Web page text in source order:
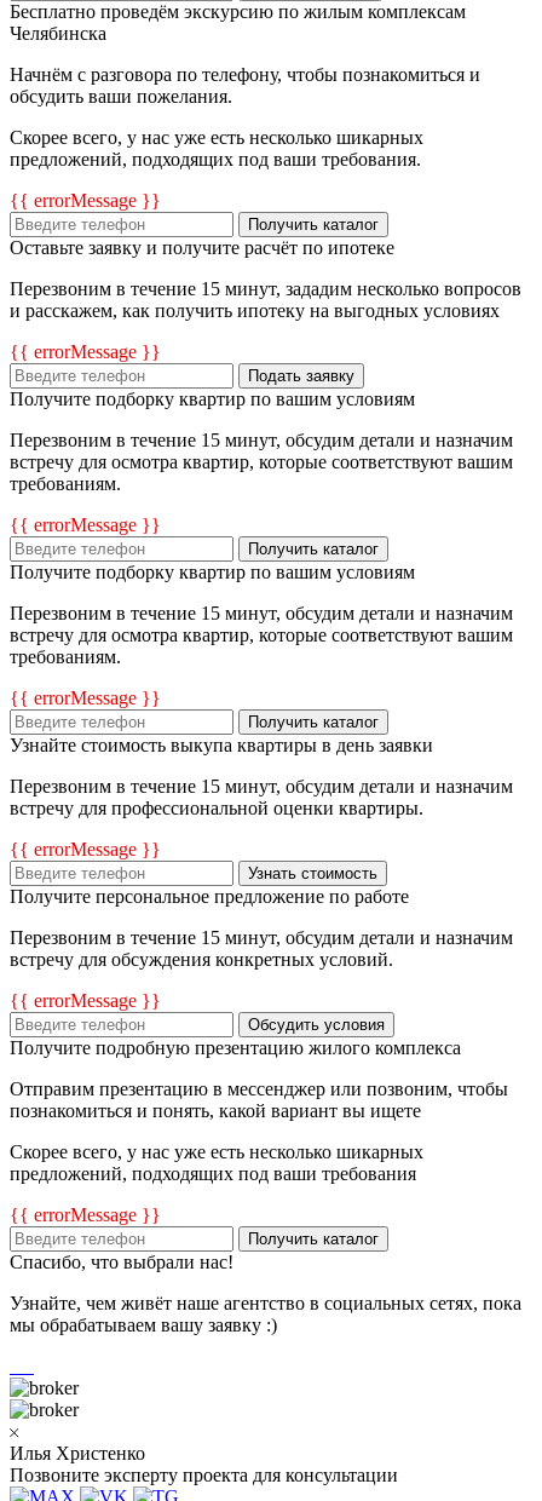
Бесплатно проведём экскурсию по жилым комплексам
Челябинска
Начнём с разговора по телефону, чтобы познакомиться и
обсудить ваши пожелания.
Скорее всего, у нас уже есть несколько шикарных
предложений, подходящих под ваши требования.
{{ errorMessage }}
Получить каталог
Оставьте заявку и получите расчёт по ипотеке
Перезвоним в течение 15 минут, зададим несколько вопросов
и расскажем, как получить ипотеку на выгодных условиях
{{ errorMessage }}
Подать заявку
Получите подборку квартир по вашим условиям
Перезвоним в течение 15 минут, обсудим детали и назначим
встречу для осмотра квартир, которые соответствуют вашим
требованиям.
{{ errorMessage }}
Получить каталог
Получите подборку квартир по вашим условиям
Перезвоним в течение 15 минут, обсудим детали и назначим
встречу для осмотра квартир, которые соответствуют вашим
требованиям.
{{ errorMessage }}
Получить каталог
Узнайте стоимость выкупа квартиры в день заявки
Перезвоним в течение 15 минут, обсудим детали и назначим
встречу для профессиональной оценки квартиры.
{{ errorMessage }}
Узнать стоимость
Получите персональное предложение по работе
Перезвоним в течение 15 минут, обсудим детали и назначим
встречу для обсуждения конкретных условий.
{{ errorMessage }}
Обсудить условия
Получите подробную презентацию жилого комплекса
Отправим презентацию в мессенджер или позвоним, чтобы
познакомиться и понять, какой вариант вы ищете
Скорее всего, у нас уже есть несколько шикарных
предложений, подходящих под ваши требования
{{ errorMessage }}
Получить каталог
Спасибо, что выбрали нас!
Узнайте, чем живёт наше агентство в социальных сетях, пока
мы обрабатываем вашу заявку :)
Илья Христенко
Позвоните эксперту проекта для консультации